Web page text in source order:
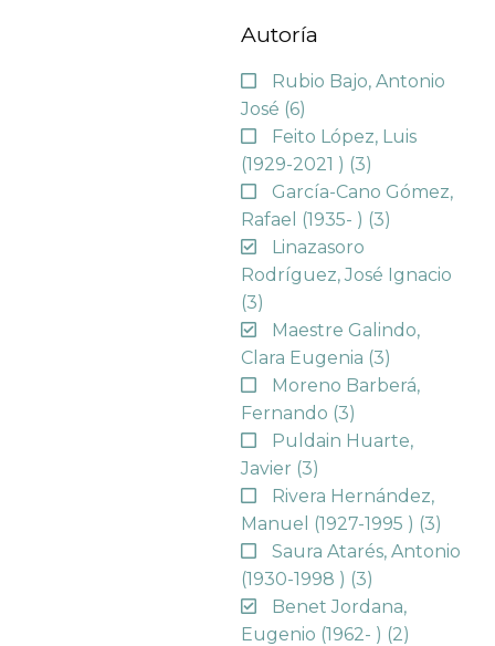
Autoría
Rubio Bajo, Antonio
José (6)
Feito López, Luis
(1929-2021 ) (3)
García-Cano Gómez,
Rafael (1935- ) (3)
Linazasoro
Rodríguez, José Ignacio
(3)
Maestre Galindo,
Clara Eugenia (3)
Moreno Barberá,
Fernando (3)
Puldain Huarte,
Javier (3)
Rivera Hernández,
Manuel (1927-1995 ) (3)
Saura Atarés, Antonio
(1930-1998 ) (3)
Benet Jordana,
Eugenio (1962- ) (2)